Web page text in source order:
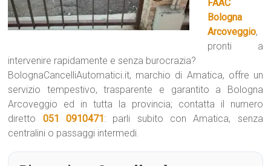
FAAC
Bologna
Arcoveggio,
pronti a
intervenire rapidamente e senza burocrazia?
BolognaCancelliAutomatici.it, marchio di Amatica, offre un
servizio tempestivo, trasparente e garantito a Bologna
Arcoveggio ed in tutta la provincia; contatta il numero
diretto 051 0910471: parli subito con Amatica, senza
centralini o passaggi intermedi.